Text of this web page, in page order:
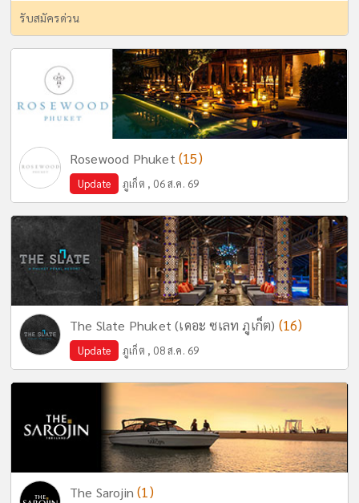
รับสมัครด่วน
Rosewood Phuket (15)
Update ภูเก็ต , 06 ส.ค. 69
The Slate Phuket (เดอะ ซเลท ภูเก็ต) (16)
Update ภูเก็ต , 08 ส.ค. 69
The Sarojin(1)